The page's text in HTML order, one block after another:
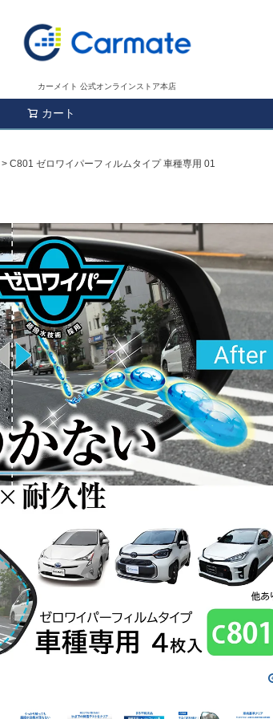
カーメイト 公式オンラインストア本店
カート
C801 ゼロワイパーフィルムタイプ 車種専用 01